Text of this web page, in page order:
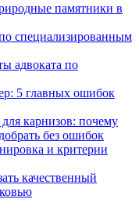
памятники в
специализированным
адвоката по
5 главных ошибок
карнизов: почему
без ошибок
и критерии
качественный